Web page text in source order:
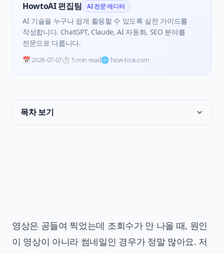
HowtoAI 편집팀 AI 전문 에디터
AI 기술을 누구나 쉽게 활용할 수 있도록 실전 가이드를
작성합니다. ChatGPT, Claude, AI 자동화, SEO 분야를
전문으로 다룹니다.
📅2026-07-07⏱️ 5 min read🌐 how-toai.com
목차 보기
영상은 공들여 찍었는데 조회수가 안 나올 때, 원인
이 영상이 아니라 썸네일인 경우가 정말 많아요. 저